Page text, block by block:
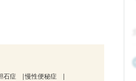
石症
慢性便秘症